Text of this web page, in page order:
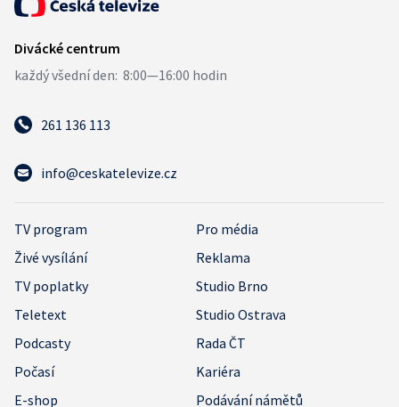
261 136 113
info@ceskatelevize.cz
TV program
Pro média
Živé vysílání
Reklama
TV poplatky
Studio Brno
Teletext
Studio Ostrava
Podcasty
Rada ČT
Počasí
Kariéra
E-shop
Podávání námětů